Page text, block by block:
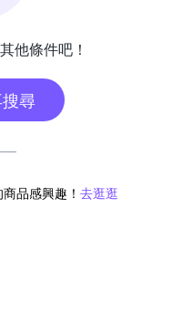
他條件吧！
尋
品感興趣！ 去逛逛